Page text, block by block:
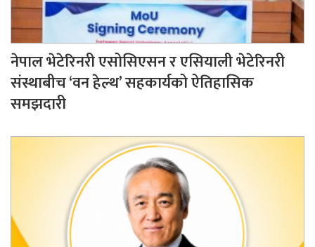
नेपाल भेटेरिनरी एसोसिएसन र एसियाली भेटेरिनरी
संस्थाबीच ‘वन हेल्थ’ सहकार्यको ऐतिहासिक
समझदारी